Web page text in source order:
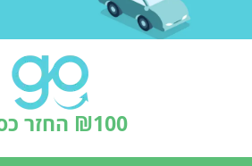
₪100 החזר כספי